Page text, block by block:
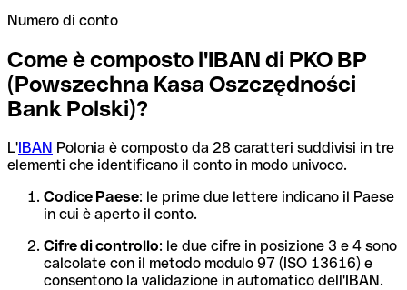
Numero di conto
Come è composto l'IBAN di PKO BP
(Powszechna Kasa Oszczędności
Bank Polski)?
L'IBAN Polonia è composto da 28 caratteri suddivisi in tre
elementi che identificano il conto in modo univoco.
Codice Paese: le prime due lettere indicano il Paese
in cui è aperto il conto.
Cifre di controllo: le due cifre in posizione 3 e 4 sono
calcolate con il metodo modulo 97 (ISO 13616) e
consentono la validazione in automatico dell'IBAN.